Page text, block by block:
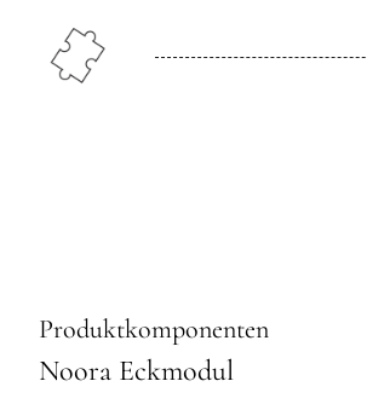
Produktkomponenten
Noora Eckmodul